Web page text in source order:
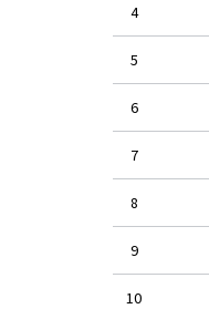
4
5
6
7
8
9
10